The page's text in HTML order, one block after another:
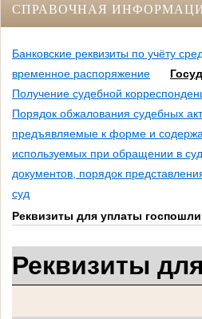
СПРАВОЧНАЯ
Банковские реквизиты по учёту
временное распоряжение
Получение судебной
Порядок обжалования судебных
предъявляемые к форме и
используемых при обращении в
документов, порядок
суд
Реквизиты для уплаты
Реквизиты